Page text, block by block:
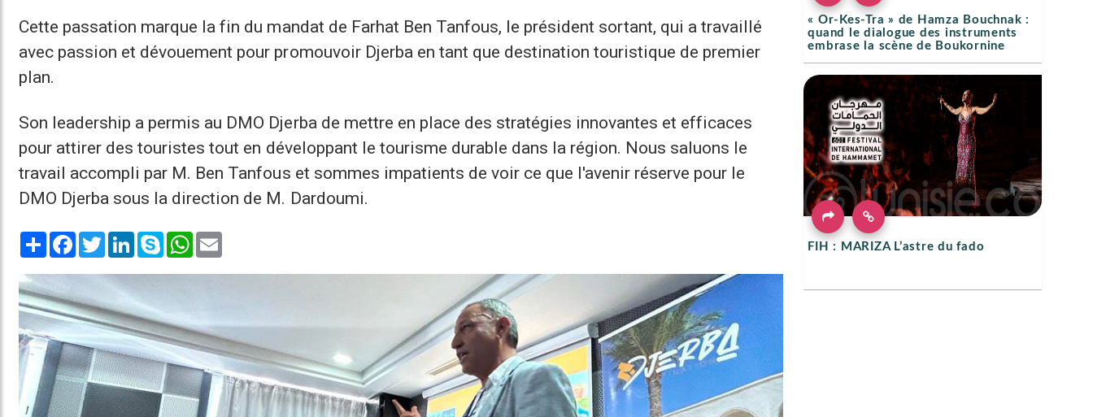
Cette passation marque la fin du mandat de Farhat Ben Tanfous, le président sortant, qui a travaillé
avec passion et dévouement pour promouvoir Djerba en tant que destination touristique de premier
plan.
Son leadership a permis au DMO Djerba de mettre en place des stratégies innovantes et efficaces
pour attirer des touristes tout en développant le tourisme durable dans la région. Nous saluons le
travail accompli par M. Ben Tanfous et sommes impatients de voir ce que l'avenir réserve pour le
DMO Djerba sous la direction de M. Dardoumi.
Share Facebook
TwitterLinkedInSkype WhatsApp
« Or-Kes-Tra » de Hamza Bouchnak :
quand le dialogue des instruments
embrase la scène de Boukornine
FIH : MARIZA L’astre du fado